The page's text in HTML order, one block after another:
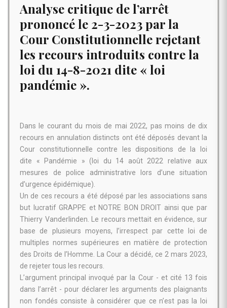
Analyse critique de l’arrêt
prononcé le 2-3-2023 par la
Cour Constitutionnelle rejetant
les recours introduits contre la
loi du 14-8-2021 dite « loi
pandémie ».
Dans le courant du mois de mai 2022, pas moins de dix
recours en annulation distincts ont été déposés devant la
Cour constitutionnelle contre les dispositions de la loi
dite « Pandémie » (loi du 14 août 2022 relative aux
mesures de police administrative lors d’une situation
d’urgence épidémique).
Un de ces recours a été déposé par les associations sans
but lucratif GRAPPE et NOTRE BON DROIT ainsi que par
Thierry Vanderlinden. Le recours mettait en évidence, sur
base de plusieurs moyens, l’irrespect par cette loi de
multiples normes supérieures en matière de protection
des Droits de l’Homme. La Cour a décidé, ce 2 mars 2023,
de rejeter tous les recours.
L’argument principal invoqué par la Cour - et cité 13 fois
dans l’arrêt - pour déclarer les arguments des plaignants
non fondés consiste à considérer que ce n’est pas la loi